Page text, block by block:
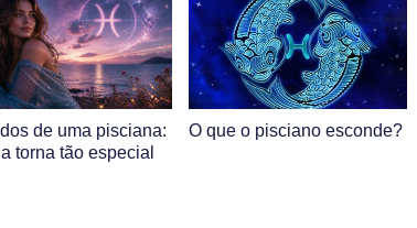
de uma pisciana:
torna tão especial
O que o pisciano esconde?